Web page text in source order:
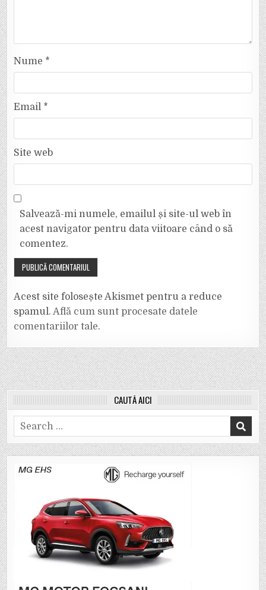
Nume *
Email *
Site web
Salvează-mi numele, emailul și site-ul web în
acest navigator pentru data viitoare când o să
comentez.
Acest site folosește Akismet pentru a reduce
spamul.Află cum sunt procesate datele
comentariilor tale.
CAUTĂ AICI
Search
for: